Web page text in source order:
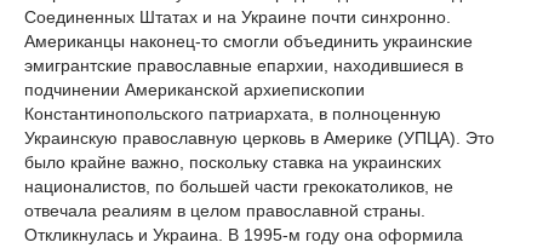
Соединенных Штатах и на Украине почти синхронно.
Американцы наконец-то смогли объединить украинские
эмигрантские православные епархии, находившиеся в
подчинении Американской архиепископии
Константинопольского патриархата, в полноценную
Украинскую православную церковь в Америке (УПЦА). Это
было крайне важно, поскольку ставка на украинских
националистов, по большей части грекокатоликов, не
отвечала реалиям в целом православной страны.
Откликнулась и Украина. В 1995-м году она оформила